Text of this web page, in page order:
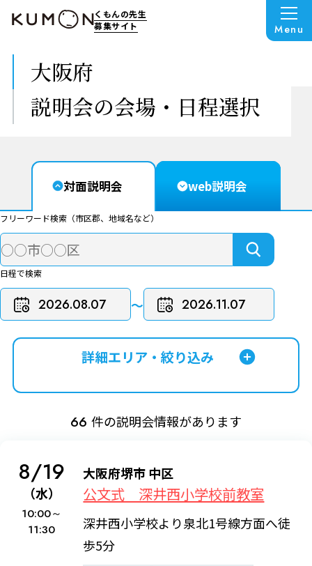
くもんの先生
募集サイト
Menu
大阪府
説明会の会場・日程選択
対面説明会 web説明会
フリーワード検索（市区郡、地域名など）
日程で検索
〜
詳細エリア・絞り込み
66 件の説明会情報があります
8/19
（水）
10:00～
11:30
大阪府堺市 中区
公文式 深井西小学校前教室
深井西小学校より泉北1号線方面へ徒
歩5分